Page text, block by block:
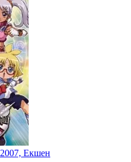
2007, Екшен